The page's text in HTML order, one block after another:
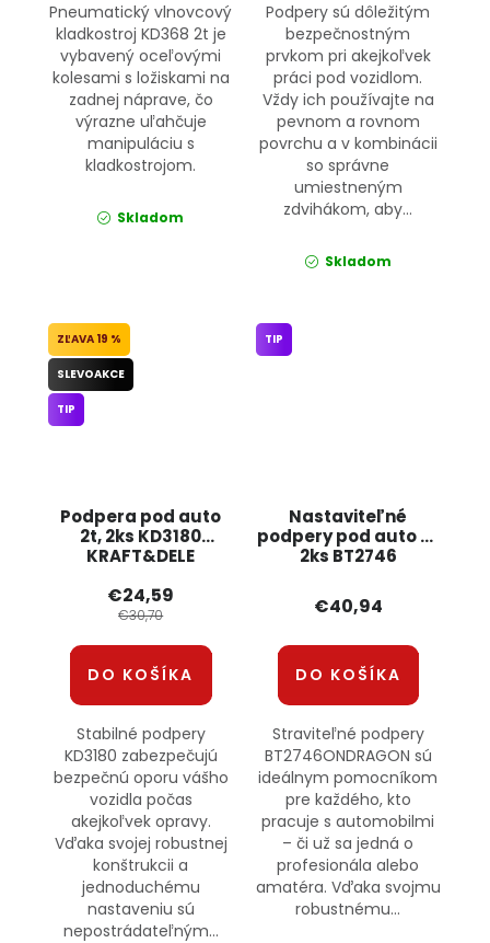
Pneumatický vlnovcový
kladkostroj KD368 2t je
vybavený oceľovými
kolesami s ložiskami na
zadnej náprave, čo
výrazne uľahčuje
manipuláciu s
kladkostrojom.
Skladom
Podpery sú dôležitým
bezpečnostným
prvkom pri akejkoľvek
práci pod vozidlom.
Vždy ich používajte na
pevnom a rovnom
povrchu a v kombinácii
so správne
umiestneným
zdvihákom, aby...
Skladom
Podpera pod auto
2t, 2ks KD3180
KRAFT&DELE
19 %
SLEVOAKCE
TIP
€24,59
€30,70
DO KOŠÍKA
Stabilné podpery
KD3180 zabezpečujú
bezpečnú oporu vášho
vozidla počas
akejkoľvek opravy.
Vďaka svojej robustnej
konštrukcii a
jednoduchému
nastaveniu sú
nepostrádateľným...
Nastaviteľné
podpery pod auto 6t
2ks BT2746
TIP
€40,94
DO KOŠÍKA
Straviteľné podpery
BT2746ONDRAGON sú
ideálnym pomocníkom
pre každého, kto
pracuje s automobilmi
– či už sa jedná o
profesionála alebo
amatéra. Vďaka svojmu
robustnému...